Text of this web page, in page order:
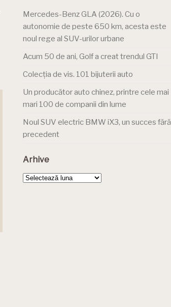
Mercedes-Benz GLA (2026). Cu o
autonomie de peste 650 km, acesta este
noul rege al SUV-urilor urbane
Acum 50 de ani, Golf a creat trendul GTI
Colecția de vis. 101 bijuterii auto
Un producător auto chinez, printre cele mai
mari 100 de companii din lume
Noul SUV electric BMW iX3, un succes fără
precedent
Arhive
Arhive